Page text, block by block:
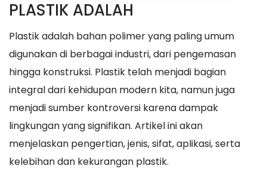
PLASTIK ADALAH
Plastik adalah bahan polimer yang paling umum
digunakan di berbagai industri, dari pengemasan
hingga konstruksi. Plastik telah menjadi bagian
integral dari kehidupan modern kita, namun juga
menjadi sumber kontroversi karena dampak
lingkungan yang signifikan. Artikel ini akan
menjelaskan pengertian, jenis, sifat, aplikasi, serta
kelebihan dan kekurangan plastik.